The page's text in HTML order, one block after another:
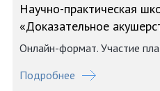
Научно-практическая
«Доказательное
Онлайн-формат. Участие
Подробнее